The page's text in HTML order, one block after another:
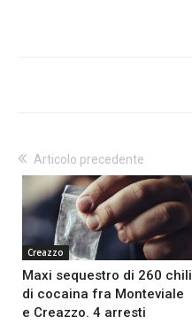
Articolo precedente
Creazzo
Maxi sequestro di 260 chili
di cocaina fra Monteviale
e Creazzo. 4 arresti